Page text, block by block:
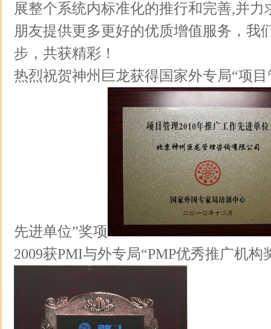
展整个系统内标准化的推行和完善,并
朋友提供更多更好的优质增值服务，我
步，共获精彩！
热烈祝贺神州巨龙获得国家外专局“项
先进单位”奖项
2009获PMI与外专局“PMP优秀推广机构